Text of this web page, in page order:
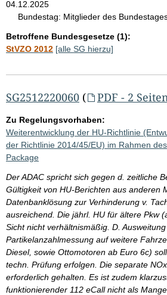
04.12.2025
Bundestag: Mitglieder des
Betroffene Bundesgesetze (1):
StVZO 2012 [alle SG hierzu]
SG2512220060 ( PDF - 2 Seiten
Zu Regelungsvorhaben:
Weiterentwicklung der HU-Richtlinie
der Richtlinie 2014/45/EU) im Rahmen
Package
Der ADAC spricht sich gegen d. zeitliche
Gültigkeit von HU-Berichten aus anderen
Datenbanklösung zur Verhinderung v.
ausreichend. Die jährl. HU für ältere Pkw
Sicht nicht verhältnismäßig. D.
Partikelanzahlmessung auf weitere
Diesel, sowie Ottomotoren ab Euro 6c)
techn. Prüfung erfolgen. Die separate
erforderlich gehalten. Es ist zudem
funktionierender 112 eCall nicht als